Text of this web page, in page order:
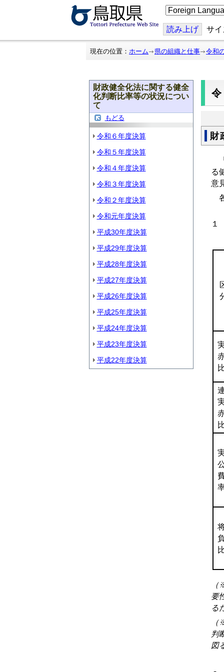
こ
の
ジ
を
翻
読み上げ サ
現在の位置： ホーム 県の組織と仕事 令和
財政健全化法に関する健全
化判断比率等の状況につい
て
もどる
令和６年度決算
令和５年度決算
令和４年度決算
令和３年度決算
令和２年度決算
令和元年度決算
平成30年度決算
平成29年度決算
平成28年度決算
平成27年度決算
平成26年度決算
平成25年度決算
平成24年度決算
平成23年度決算
平成22年度決算
財
る
意
１
要
る
判
図